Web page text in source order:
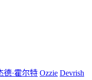
德·霍尔特 Ozzie Devrish